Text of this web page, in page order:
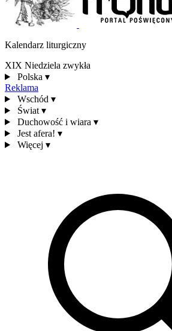
Kalendarz liturgiczny
XIX Niedziela zwykła
Polska ▾
Reklama
Wschód ▾
Świat ▾
Duchowość i wiara ▾
Jest afera! ▾
Więcej ▾